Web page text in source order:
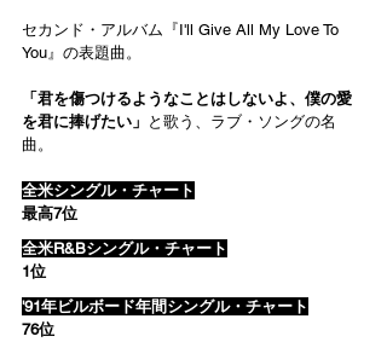
セカンド・アルバム『I'll Give All My Love To
You』の表題曲。
「君を傷つけるようなことはしないよ、僕の愛
を君に捧げたい」 と歌う、ラブ・ソングの名
曲。
全米シングル・チャート
最高7位
全米R&Bシングル・チャート
1位
'91年ビルボード年間シングル・チャート
76位